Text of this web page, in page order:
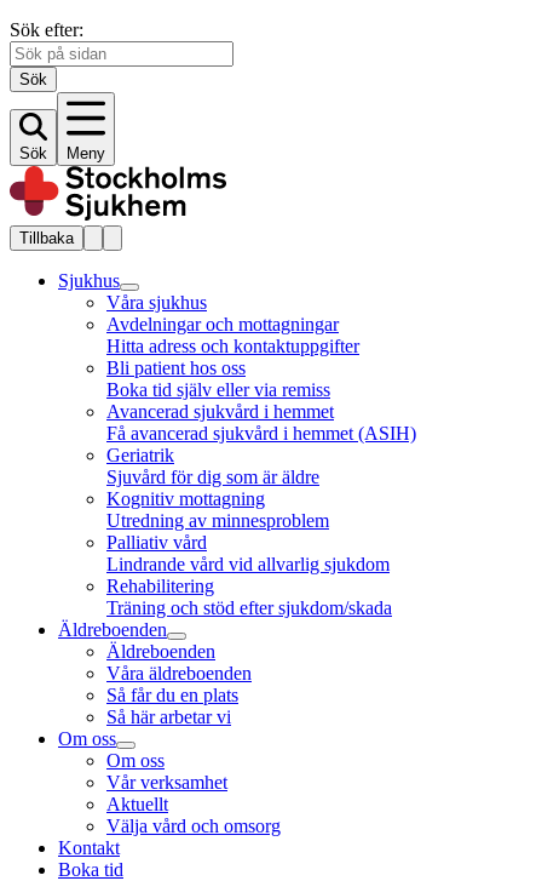
Sök efter:
Sök
Sök Meny
Tillbaka
Sjukhus
Våra sjukhus
Avdelningar och mottagningar
Hitta adress och kontaktuppgifter
Bli patient hos oss
Boka tid själv eller via remiss
Avancerad sjukvård i hemmet
Få avancerad sjukvård i hemmet (ASIH)
Geriatrik
Sjuvård för dig som är äldre
Kognitiv mottagning
Utredning av minnesproblem
Palliativ vård
Lindrande vård vid allvarlig sjukdom
Rehabilitering
Träning och stöd efter sjukdom/skada
Äldreboenden
Äldreboenden
Våra äldreboenden
Så får du en plats
Så här arbetar vi
Om oss
Om oss
Vår verksamhet
Aktuellt
Välja vård och omsorg
Kontakt
Boka tid